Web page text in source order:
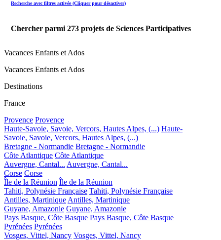
Recherche avec filtres activée (Cliquer pour désactiver)
Chercher parmi 273 projets de Sciences Participatives
Vacances Enfants et Ados
Vacances Enfants et Ados
Destinations
France
Provence Provence
Haute-Savoie, Savoie, Vercors, Hautes Alpes, (...) Haute-
Savoie, Savoie, Vercors, Hautes Alpes, (...)
Bretagne - Normandie Bretagne - Normandie
Côte Atlantique Côte Atlantique
Auvergne, Cantal... Auvergne, Cantal...
Corse Corse
Île de la Réunion Île de la Réunion
Tahiti, Polynésie Française Tahiti, Polynésie Française
Antilles, Martinique Antilles, Martinique
Guyane, Amazonie Guyane, Amazonie
Pays Basque, Côte Basque Pays Basque, Côte Basque
Pyrénées Pyrénées
Vosges, Vittel, Nancy Vosges, Vittel, Nancy